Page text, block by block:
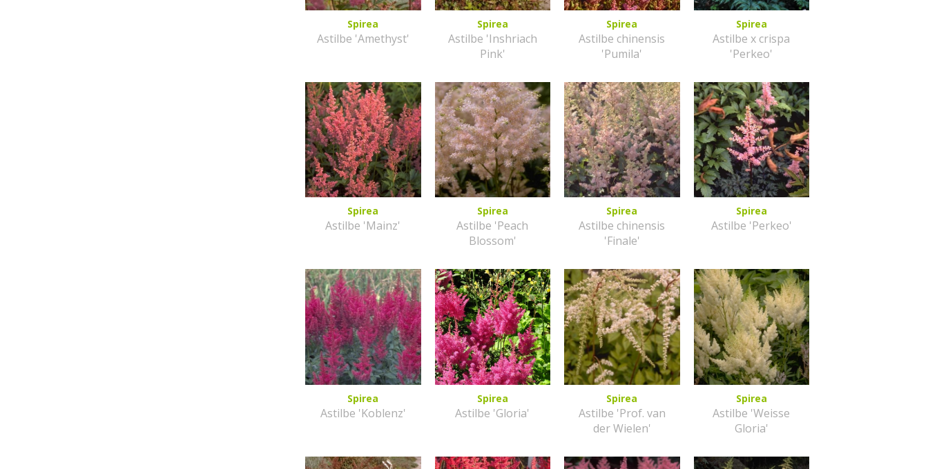
Spirea
Astilbe 'Amethyst'
Spirea
Astilbe 'Inshriach
Pink'
Spirea
Astilbe chinensis
'Pumila'
Spirea
Astilbe x crispa
'Perkeo'
Spirea
Astilbe 'Mainz'
Spirea
Astilbe 'Peach
Blossom'
Spirea
Astilbe chinensis
'Finale'
Spirea
Astilbe 'Perkeo'
Spirea
Astilbe 'Koblenz'
Spirea
Astilbe 'Gloria'
Spirea
Astilbe 'Prof. van
der Wielen'
Spirea
Astilbe 'Weisse
Gloria'